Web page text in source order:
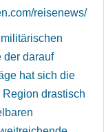
reisenews/
der darauf
hat sich die
drastisch